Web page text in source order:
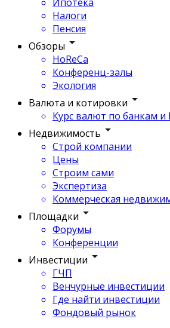
Налоги
Пенсия
Обзоры
HoReCa
Конференц-залы
Экология
Валюта и котировки
Курс валют по банкам и
Недвижимость
Строй компании
Цены
Строим сами
Экспертиза
Коммерческая
Площадки
Форумы
Конференции
Инвестиции
ГЧП
Венчурные инвестиции
Где найти инвестиции
Фондовый рынок